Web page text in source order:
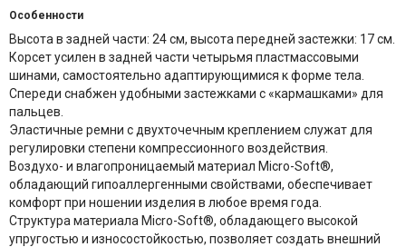
Особенности
Высота в задней части: 24 см, высота передней застежки: 17 см.
Корсет усилен в задней части четырьмя пластмассовыми
шинами, самостоятельно адаптирующимися к форме тела.
Спереди снабжен удобными застежками с «кармашками» для
пальцев.
Эластичные ремни с двухточечным креплением служат для
регулировки степени компрессионного воздействия.
Воздухо- и влагопроницаемый материал Micro-Soft®,
обладающий гипоаллергенными свойствами, обеспечивает
комфорт при ношении изделия в любое время года.
Структура материала Micro-Soft®, обладающего высокой
упругостью и износостойкостью, позволяет создать внешний